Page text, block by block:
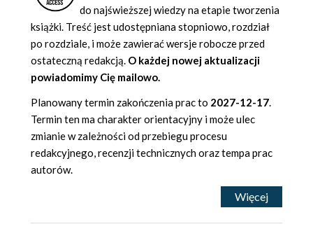
do najświeższej wiedzy na etapie tworzenia
książki. Treść jest udostępniana stopniowo, rozdział
po rozdziale, i może zawierać wersje robocze przed
ostateczną redakcją. O każdej nowej aktualizacji
powiadomimy Cię mailowo.
Planowany termin zakończenia prac to 2027-12-17.
Termin ten ma charakter orientacyjny i może ulec
zmianie w zależności od przebiegu procesu
redakcyjnego, recenzji technicznych oraz tempa prac
autorów.
Więcej